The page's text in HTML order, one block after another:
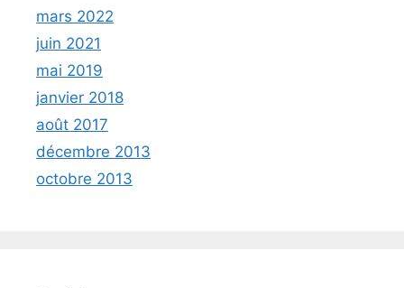
mars 2022
juin 2021
mai 2019
janvier 2018
août 2017
décembre 2013
octobre 2013